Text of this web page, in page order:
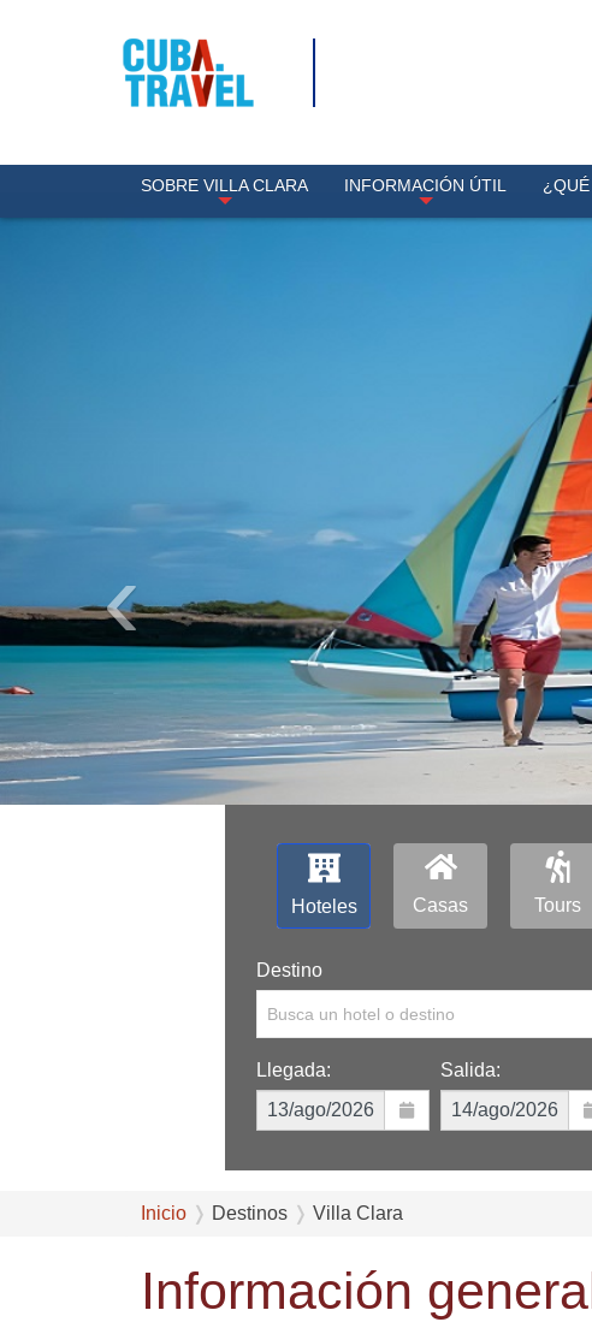
SOBRE VILLA CLARA INFORMACIÓN ÚTIL
‹
Hoteles Casas Tours
Destino
Busca un hotel o destino
Llegada: Salida:
Inicio Destinos Villa Clara
Información